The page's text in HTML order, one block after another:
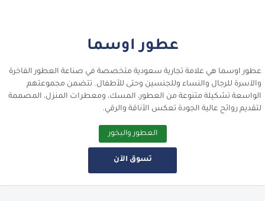
عطور اوسما
عطور اوسما هي علامة تجارية سعودية متخصصة في صناعة العطور الفاخرة
والآسرة للرجال والنساء وللجنسين وحتى للأطفال. تتضمن مجموعتهم
الواسعة تشكيلة متنوعة من العطور، المسك، ومعطرات المنزل، المصممة
لتقديم روائح عالية الجودة تعكس الأناقة والرقي.
العطور والبخور
تسوق الآن